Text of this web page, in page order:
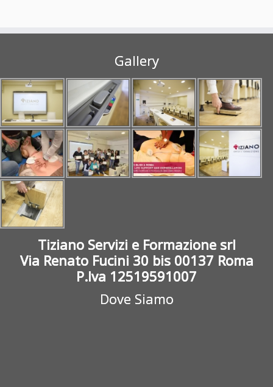
Gallery
Tiziano Servizi e Formazione srl
Via Renato Fucini 30 bis 00137 Roma
P.Iva 12519591007
Dove Siamo